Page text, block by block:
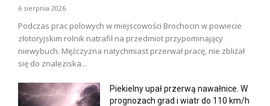
6 sierpnia 2026
Podczas prac polowych w miejscowości Brochocin w powiecie
złotoryjskim rolnik natrafił na przedmiot przypominający
niewybuch. Mężczyzna natychmiast przerwał pracę, nie zbliżał
się do znaleziska...
Piekielny upał przerwą nawałnice. W
prognozach grad i wiatr do 110 km/h